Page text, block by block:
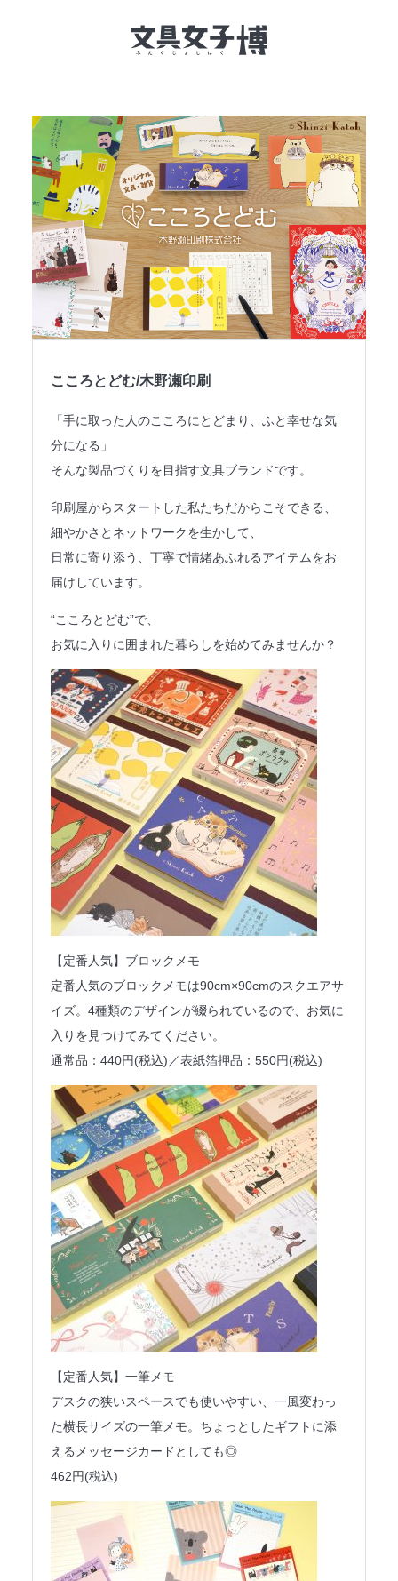
文具女子博とは
イベント一覧
NEWS
文具女子アワード
アイデアコンペ
レポート
法人のみなさまへ
SHARE ME!
こころとどむ/木野瀬印刷
「手に取った人のこころにとどまり、ふと幸せな気
分になる」
そんな製品づくりを目指す文具ブランドです。
印刷屋からスタートした私たちだからこそできる、
細やかさとネットワークを生かして、
日常に寄り添う、丁寧で情緒あふれるアイテムをお
届けしています。
“こころとどむ”で、
お気に入りに囲まれた暮らしを始めてみませんか？
【定番人気】ブロックメモ
定番人気のブロックメモは90cm×90cmのスクエアサ
イズ。4種類のデザインが綴られているので、お気に
入りを見つけてみてください。
通常品：440円(税込)／表紙箔押品：550円(税込)
【定番人気】一筆メモ
デスクの狭いスペースでも使いやすい、一風変わっ
た横長サイズの一筆メモ。ちょっとしたギフトに添
えるメッセージカードとしても◎
462円(税込)